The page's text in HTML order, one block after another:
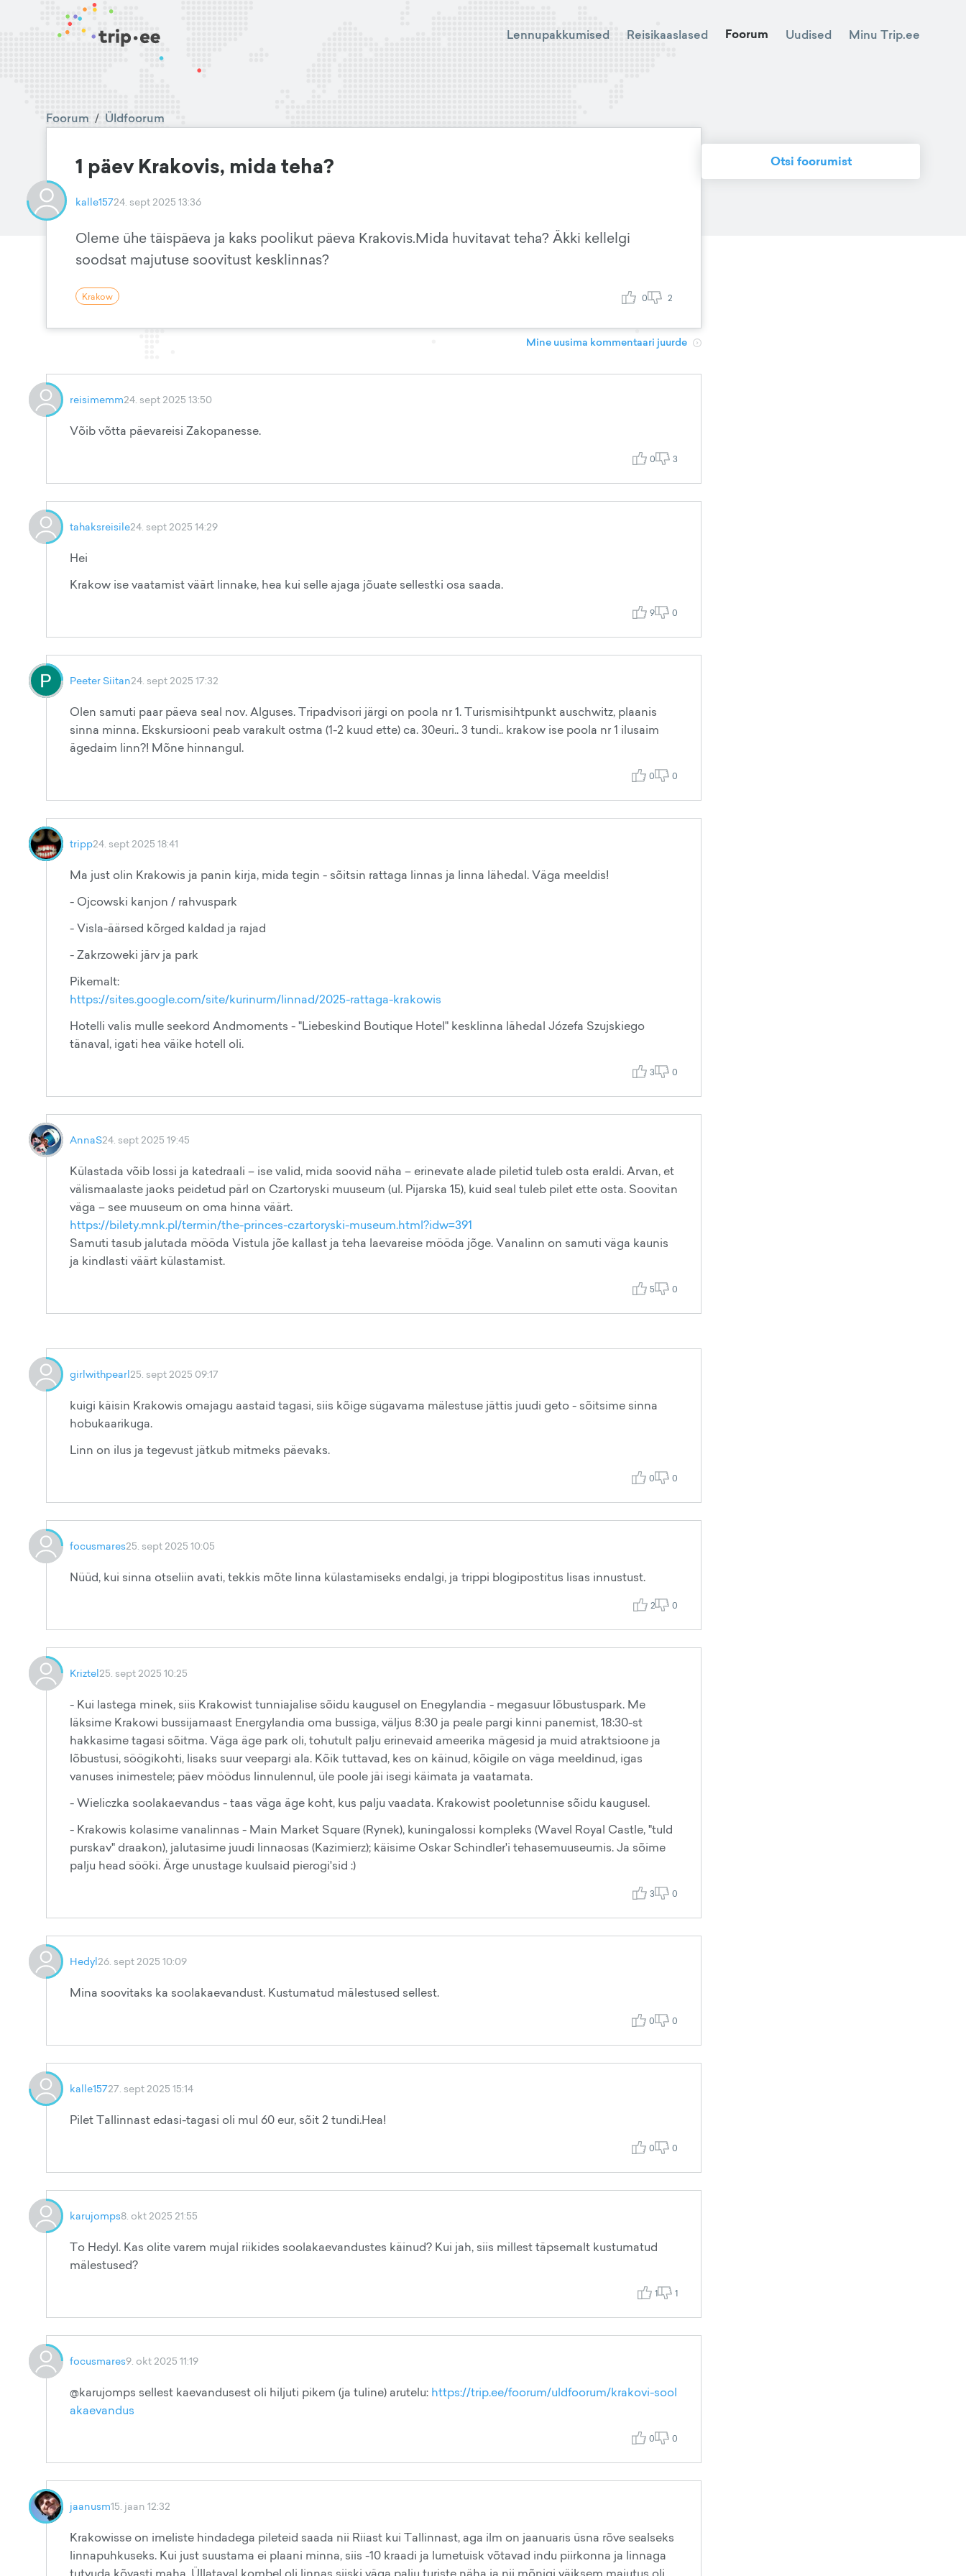
Lennupakkumised Reisikaaslased Foorum Uudised Minu Trip.ee
Foorum / Üldfoorum
1 päev Krakovis, mida teha?
kalle15724. sept 2025 13:36
Oleme ühe täispäeva ja kaks poolikut päeva Krakovis.Mida huvitavat teha? Äkki kellelgi
soodsat majutuse soovitust kesklinnas?
Krakow 0 2
Mine uusima kommentaari juurde
reisimemm24. sept 2025 13:50
Võib võtta päevareisi Zakopanesse.
0 3
tahaksreisile24. sept 2025 14:29
Hei
Krakow ise vaatamist väärt linnake, hea kui selle ajaga jõuate sellestki osa saada.
9 0
Peeter Siitan24. sept 2025 17:32
Olen samuti paar päeva seal nov. Alguses. Tripadvisori järgi on poola nr 1. Turismisihtpunkt auschwitz, plaanis
sinna minna. Ekskursiooni peab varakult ostma (1-2 kuud ette) ca. 30euri.. 3 tundi.. krakow ise poola nr 1 ilusaim
ägedaim linn?! Mõne hinnangul.
0 0
tripp24. sept 2025 18:41
Ma just olin Krakowis ja panin kirja, mida tegin - sõitsin rattaga linnas ja linna lähedal. Väga meeldis!
- Ojcowski kanjon / rahvuspark
- Visla-äärsed kõrged kaldad ja rajad
- Zakrzoweki järv ja park
Pikemalt:
https://sites.google.com/site/kurinurm/linnad/2025-rattaga-krakowis
Hotelli valis mulle seekord Andmoments - "Liebeskind Boutique Hotel" kesklinna lähedal Józefa Szujskiego
tänaval, igati hea väike hotell oli.
3 0
AnnaS24. sept 2025 19:45
Külastada võib lossi ja katedraali – ise valid, mida soovid näha – erinevate alade piletid tuleb osta eraldi. Arvan, et
välismaalaste jaoks peidetud pärl on Czartoryski muuseum (ul. Pijarska 15), kuid seal tuleb pilet ette osta. Soovitan
väga – see muuseum on oma hinna väärt.
https://bilety.mnk.pl/termin/the-princes-czartoryski-museum.html?idw=391
Samuti tasub jalutada mööda Vistula jõe kallast ja teha laevareise mööda jõge. Vanalinn on samuti väga kaunis
ja kindlasti väärt külastamist.
5 0
girlwithpearl25. sept 2025 09:17
kuigi käisin Krakowis omajagu aastaid tagasi, siis kõige sügavama mälestuse jättis juudi geto - sõitsime sinna
hobukaarikuga.
Linn on ilus ja tegevust jätkub mitmeks päevaks.
0 0
focusmares25. sept 2025 10:05
Nüüd, kui sinna otseliin avati, tekkis mõte linna külastamiseks endalgi, ja trippi blogipostitus lisas innustust.
2 0
Kriztel25. sept 2025 10:25
- Kui lastega minek, siis Krakowist tunniajalise sõidu kaugusel on Enegylandia - megasuur lõbustuspark. Me
läksime Krakowi bussijamaast Energylandia oma bussiga, väljus 8:30 ja peale pargi kinni panemist, 18:30-st
hakkasime tagasi sõitma. Väga äge park oli, tohutult palju erinevaid ameerika mägesid ja muid atraktsioone ja
lõbustusi, söögikohti, lisaks suur veepargi ala. Kõik tuttavad, kes on käinud, kõigile on väga meeldinud, igas
vanuses inimestele; päev möödus linnulennul, üle poole jäi isegi käimata ja vaatamata.
- Wieliczka soolakaevandus - taas väga äge koht, kus palju vaadata. Krakowist pooletunnise sõidu kaugusel.
- Krakowis kolasime vanalinnas - Main Market Square (Rynek), kuningalossi kompleks (Wavel Royal Castle, "tuld
purskav" draakon), jalutasime juudi linnaosas (Kazimierz); käisime Oskar Schindler'i tehasemuuseumis. Ja sõime
palju head sööki. Ärge unustage kuulsaid pierogi'sid :)
3 0
Hedyl26. sept 2025 10:09
Mina soovitaks ka soolakaevandust. Kustumatud mälestused sellest.
0 0
kalle15727. sept 2025 15:14
Pilet Tallinnast edasi-tagasi oli mul 60 eur, sõit 2 tundi.Hea!
0 0
karujomps8. okt 2025 21:55
To Hedyl. Kas olite varem mujal riikides soolakaevandustes käinud? Kui jah, siis millest täpsemalt kustumatud
mälestused?
1 1
focusmares9. okt 2025 11:19
@karujomps sellest kaevandusest oli hiljuti pikem (ja tuline) arutelu: https://trip.ee/foorum/uldfoorum/krakovi-sool
akaevandus
0 0
jaanusm15. jaan 12:32
Krakowisse on imeliste hindadega pileteid saada nii Riiast kui Tallinnast, aga ilm on jaanuaris üsna rõve sealseks
linnapuhkuseks. Kui just suustama ei plaani minna, siis -10 kraadi ja lumetuisk võtavad indu piirkonna ja linnaga
Otsi foorumist